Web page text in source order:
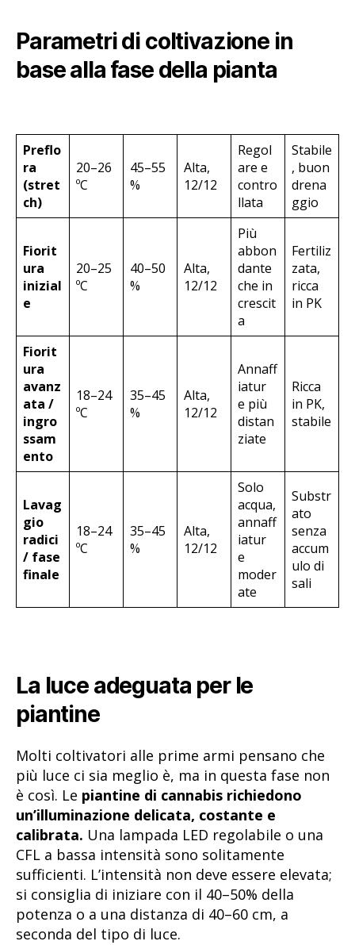
Parametri di coltivazione in
base alla fase della pianta
Preflo
ra
(stret
ch)
20–26
ºC
45–55
%
Alta,
12/12
Regol
are e
contro
llata
Stabile
, buon
drena
ggio
Fiorit
ura
inizial
e
20–25
ºC
40–50
%
Alta,
12/12
Più
abbon
dante
che in
crescit
a
Fertiliz
zata,
ricca
in PK
Fiorit
ura
avanz
ata /
ingro
ssam
ento
18–24
ºC
35–45
%
Alta,
12/12
Annaff
iatur
e più
distan
ziate
Ricca
in PK,
stabile
Lavag
gio
radici
/ fase
finale
18–24
ºC
35–45
%
Alta,
12/12
Solo
acqua,
annaff
iatur
e
moder
ate
Substr
ato
senza
accum
ulo di
sali
La luce adeguata per le
piantine
Molti coltivatori alle prime armi pensano che
più luce ci sia meglio è, ma in questa fase non
è così. Le piantine di cannabis richiedono
un’illuminazione delicata, costante e
calibrata. Una lampada LED regolabile o una
CFL a bassa intensità sono solitamente
sufficienti. L’intensità non deve essere elevata;
si consiglia di iniziare con il 40–50% della
potenza o a una distanza di 40–60 cm, a
seconda del tipo di luce.